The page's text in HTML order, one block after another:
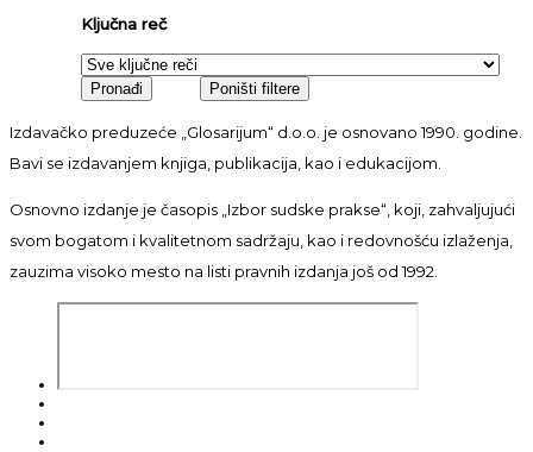
Ključna reč
Izdavačko preduzeće „Glosarijum“ d.o.o. je osnovano 1990. godine.
Bavi se izdavanjem knjiga, publikacija, kao i edukacijom.
Osnovno izdanje je časopis „Izbor sudske prakse“, koji, zahvaljujući
svom bogatom i kvalitetnom sadržaju, kao i redovnošću izlaženja,
zauzima visoko mesto na listi pravnih izdanja još od 1992.